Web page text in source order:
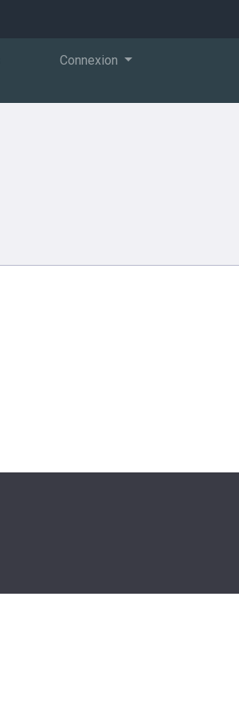
Connexion